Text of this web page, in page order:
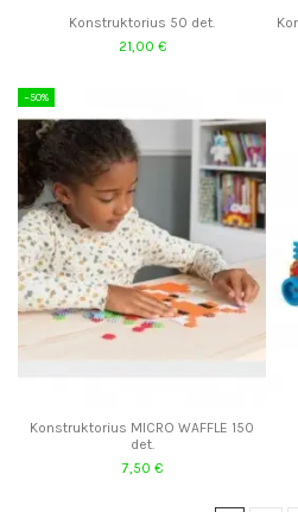
Konstruktorius 50 det.
21,00 €
−50%
Konstruktorius MICRO WAFFLE 150
det.
7,50 €